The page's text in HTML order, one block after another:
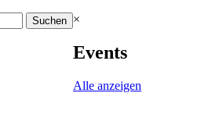
×
Events
Alle anzeigen